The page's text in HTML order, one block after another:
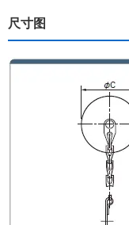
尺寸图